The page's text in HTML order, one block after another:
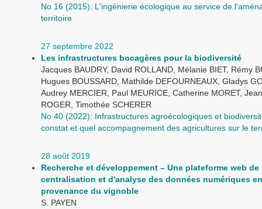
No 16 (2015): L'ingénierie écologique au service de
territoire
27 septembre 2022
Les infrastructures bocagères pour la biodiversité
Jacques BAUDRY, David ROLLAND, Mélanie BIET, Rémy
Hugues BOUSSARD, Mathilde DEFOURNEAUX, Gladys
Audrey MERCIER, Paul MEURICE, Catherine MORET,
ROGER, Timothée SCHERER
No 40 (2022): Infrastructures agroécologiques et
constat et quel accompagnement des agricultures sur le
28 août 2019
Recherche et développement – Une plateforme web de
centralisation et d'analyse des données numériques en
provenance du vignoble
S. PAYEN